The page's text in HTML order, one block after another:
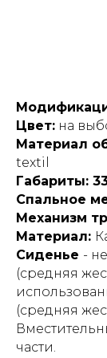
Цвет: на
Материал
textil
Габариты:
Спальное
Механизм
Материал:
Сиденье -
(средняя
(средняя
части.